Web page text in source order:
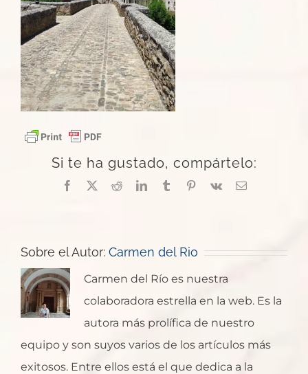
Si te ha gustado, compártelo:
Facebook
X RedditLinkedInTumblrPinterest
Vk
Correo
Sobre el Autor: Carmen del Rio
Carmen del Río es nuestra
colaboradora estrella en la web. Es la
autora más prolífica de nuestro
equipo y son suyos varios de los artículos más
exitosos. Entre ellos está el que dedica a la